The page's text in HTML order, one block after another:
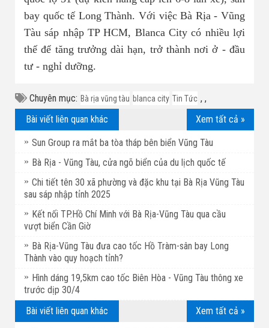
bay quốc tế Long Thành. Với việc Bà Rịa - Vũng
Tàu sáp nhập TP HCM, Blanca City có nhiều lợi
thế để tăng trưởng dài hạn, trở thành nơi ở - đầu
tư - nghỉ dưỡng.
Chuyên mục: Bà rịa vũng tàu ,
blanca city ,
Tin Tức
Xem tất cả »
Bài viết liên quan khác
Sun Group ra mắt ba tòa tháp bên biển Vũng Tàu
Bà Rịa - Vũng Tàu, cửa ngõ biển của du lịch quốc tế
Chi tiết tên 30 xã phường và đặc khu tại Bà Rịa Vũng Tàu
sau sáp nhập tỉnh 2025
Kết nối TP.Hồ Chí Minh với Bà Rịa-Vũng Tàu qua cầu
vượt biển Cần Giờ
Bà Rịa-Vũng Tàu đưa cao tốc Hồ Tràm-sân bay Long
Thành vào quy hoạch tỉnh?
Hình dáng 19,5km cao tốc Biên Hòa - Vũng Tàu thông xe
trước dịp 30/4
Xem tất cả »
Bài viết liên quan khác